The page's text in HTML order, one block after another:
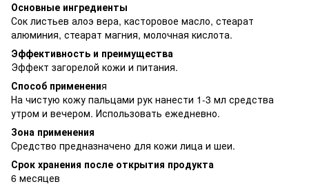
Основные ингредиенты
Сок листьев алоэ вера, касторовое масло, стеарат
алюминия, стеарат магния, молочная кислота.
Эффективность и преимущества
Эффект загорелой кожи и питания.
Способ применения
На чистую кожу пальцами рук нанести 1-3 мл средства
утром и вечером. Использовать ежедневно.
Зона применения
Средство предназначено для кожи лица и шеи.
Срок хранения после открытия продукта
6 месяцев